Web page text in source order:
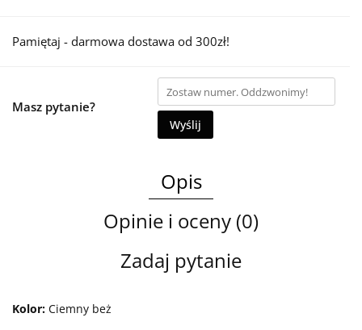
Pamiętaj - darmowa dostawa od 300zł!
Masz pytanie?
Wyślij
Opis
Opinie i oceny (0)
Zadaj pytanie
Kolor: Ciemny beż